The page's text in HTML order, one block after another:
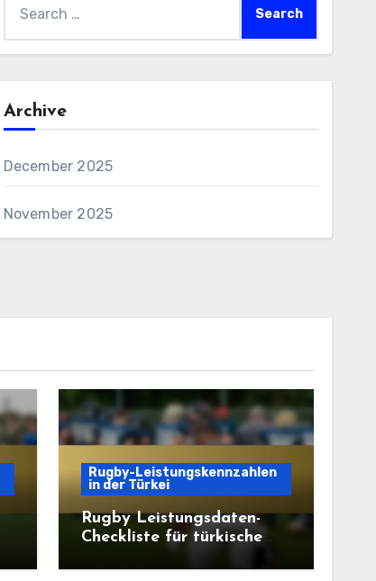
for:
Archive
December 2025
November 2025
Rugby-Leistungskennzahlen
in der Türkei
Rugby Leistungsdaten-
Checkliste für türkische